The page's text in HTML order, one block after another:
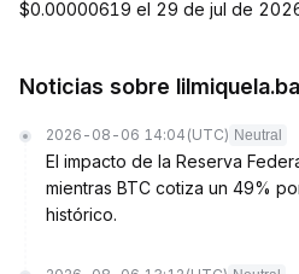
$0.00000619 el 29 de jul de
Noticias sobre
2026-08-06 14:04 (UTC) Neutral
El impacto de la Reserva
mientras BTC cotiza un 49%
histórico.